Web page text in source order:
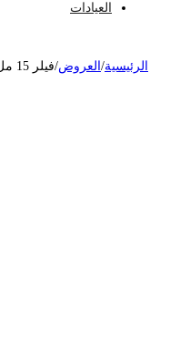
العيادات
/العروض فيلر 15 مل هياكورب لمنطقة البوكسر